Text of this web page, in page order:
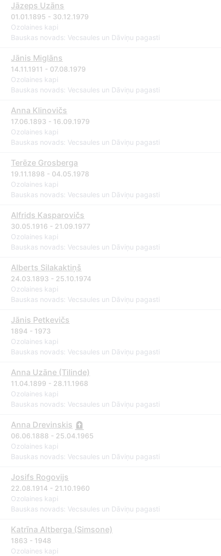
Jāzeps Uzāns
01.01.1895 - 30.12.1979
Ozolaines kapi
Bauskas novads: Vecsaules un Dāviņu pagasti
Jānis Miglāns
14.11.1911 - 07.08.1979
Ozolaines kapi
Bauskas novads: Vecsaules un Dāviņu pagasti
Anna Klinovičs
17.06.1893 - 16.09.1979
Ozolaines kapi
Bauskas novads: Vecsaules un Dāviņu pagasti
Terēze Grosberga
19.11.1898 - 04.05.1978
Ozolaines kapi
Bauskas novads: Vecsaules un Dāviņu pagasti
Alfrids Kasparovičs
30.05.1916 - 21.09.1977
Ozolaines kapi
Bauskas novads: Vecsaules un Dāviņu pagasti
Alberts Silakaktiņš
24.03.1893 - 25.10.1974
Ozolaines kapi
Bauskas novads: Vecsaules un Dāviņu pagasti
Jānis Petkevičs
1894 - 1973
Ozolaines kapi
Bauskas novads: Vecsaules un Dāviņu pagasti
Anna Uzāne (Tilinde)
11.04.1899 - 28.11.1968
Ozolaines kapi
Bauskas novads: Vecsaules un Dāviņu pagasti
Anna Drevinskis
06.06.1888 - 25.04.1965
Ozolaines kapi
Bauskas novads: Vecsaules un Dāviņu pagasti
Josifs Rogovijs
22.08.1914 - 21.10.1960
Ozolaines kapi
Bauskas novads: Vecsaules un Dāviņu pagasti
Katrīna Altberga (Simsone)
1863 - 1948
Ozolaines kapi